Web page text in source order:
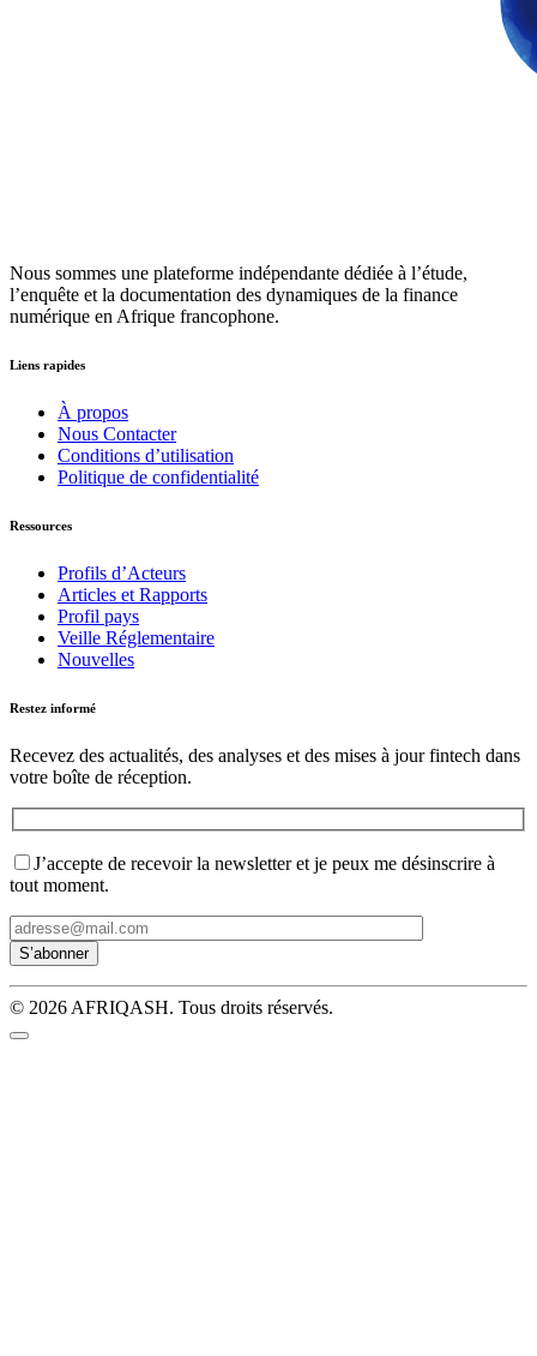
Nous sommes une plateforme indépendante dédiée à l’étude,
l’enquête et la documentation des dynamiques de la finance
numérique en Afrique francophone.
Liens rapides
À propos
Nous Contacter
Conditions d’utilisation
Politique de confidentialité
Ressources
Profils d’Acteurs
Articles et Rapports
Profil pays
Veille Réglementaire
Nouvelles
Restez informé
Recevez des actualités, des analyses et des mises à jour fintech dans
votre boîte de réception.
J’accepte de recevoir la newsletter et je peux me désinscrire à
tout moment.
© 2026 AFRIQASH. Tous droits réservés.